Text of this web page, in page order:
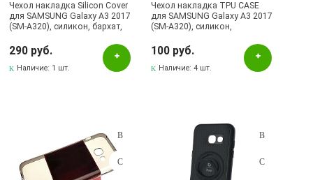
Чехол накладка Silicon Cover
для SAMSUNG Galaxy A3 2017
(SM-A320), силикон, бархат,
290 руб.
Наличие: 1 шт.
Чехол накладка TPU CASE
для SAMSUNG Galaxy A3 2017
(SM-A320), силикон,
прозрачный.
100 руб.
Наличие:4 шт.